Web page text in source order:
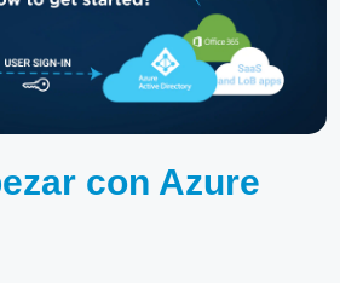
con Azure